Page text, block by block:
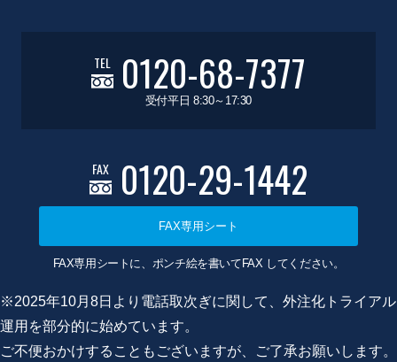
TEL 0120-68-7377
受付平日 8:30～17:30
FAX 0120-29-1442
FAX専用シート
FAX専用シートに、ポンチ絵を書いてFAX してください。
※2025年10月8日より電話取次ぎに関して、外注化トライアル
運用を部分的に始めています。
ご不便おかけすることもございますが、ご了承お願いします。